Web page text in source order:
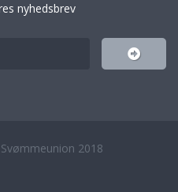
nyhedsbrev
2018